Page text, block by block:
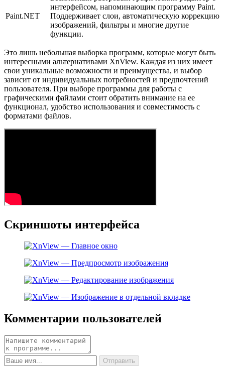
Paint.NET
интерфейсом, напоминающим программу Paint.
Поддерживает слои, автоматическую коррекцию
изображений, фильтры и многие другие
функции.
Это лишь небольшая выборка программ, которые могут быть
интересными альтернативами XnView. Каждая из них имеет
свои уникальные возможности и преимущества, и выбор
зависит от индивидуальных потребностей и предпочтений
пользователя. При выборе программы для работы с
графическими файлами стоит обратить внимание на ее
функционал, удобство использования и совместимость с
форматами файлов.
Скриншоты интерфейса
Комментарии пользователей